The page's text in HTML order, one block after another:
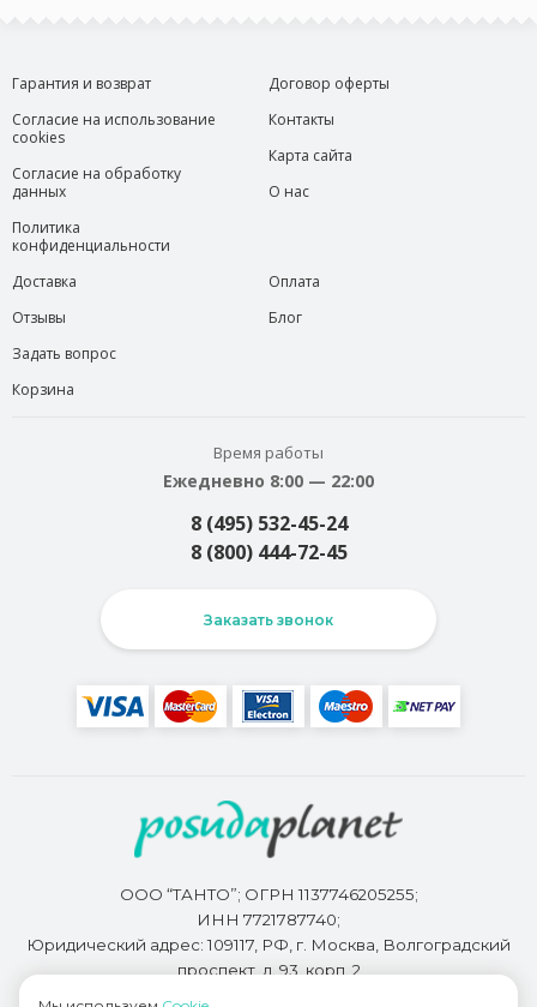
Гарантия и возврат
Согласие на использование
cookies
Согласие на обработку
данных
Политика
конфиденциальности
Договор оферты
Контакты
Карта сайта
О нас
Доставка
Отзывы
Задать вопрос
Корзина
Оплата
Блог
Время работы
Ежедневно 8:00 — 22:00
8 (495) 532-45-24
8 (800) 444-72-45
Заказать звонок
ООО “ТАНТО”; ОГРН 1137746205255;
ИНН 7721787740;
Юридический адрес: 109117, РФ, г. Москва, Волгоградский
проспект, д. 93, корп. 2